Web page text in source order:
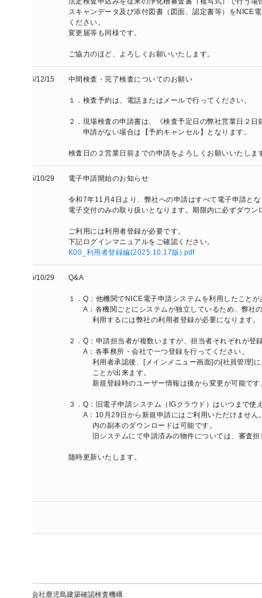
スキャンデータ及び添付図書（図面、認定書等）をNICE電子申請
ください。
変更届等も同様です。
ご協力のほど、よろしくお願いいたします。
中間検査・完了検査についてのお願い
１．検査予約は、電話またはメールで行ってください。
２．現場検査の申請書は、《検査予定日の弊社営業日２日前》まで
申請がない場合は【予約キャンセル】となります。
検査日の２営業日前までの申請をよろしくお願いいたします。
電子申請開始のお知らせ
令和7年11月4日より、弊社への申請はすべて電子申請となります。
電子交付のみの取り扱いとなります。期限内に必ずダウンロードを
ご利用には利用者登録が必要です。
下記ログインマニュアルをご確認ください。
K00_利用者登録編(2025.10.17版).pdf
Q&A
１．Q：他機関でNICE電子申請システムを利用したことがあるが、
A：各機関ごとにシステムが独立しているため、弊社のNICE電
利用するには弊社の利用者登録が必要になります。
２．Q：申請担当者が複数いますが、担当者それぞれが登録する必
A：各事務所・会社で一つ登録を行ってください。
利用者承認後、[メインメニュー画面]の[社員管理]によって申
ことが出来ます。
新規登録時のユーザー情報は後から変更が可能です。
３．Q：旧電子申請システム（IGクラウド）はいつまで使えますか？
A：10月29日から新規申請にはご利用いただけません。ただし
内の副本のダウンロードは可能です。
旧システムにて申請済みの物件については、審査担当者にご
随時更新いたします。
社鹿児島建築確認検査機構